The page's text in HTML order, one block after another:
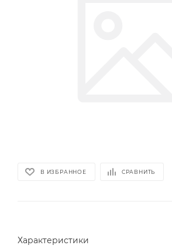
В ИЗБРАННОЕ СРАВНИТЬ
Характеристики